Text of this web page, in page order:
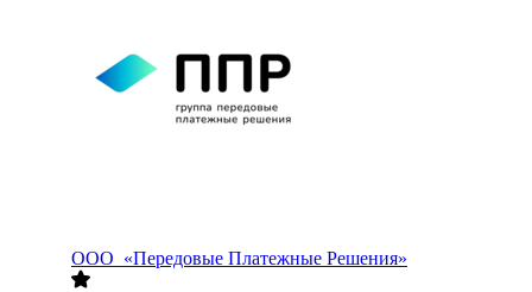
ООО «Передовые Платежные Решения»